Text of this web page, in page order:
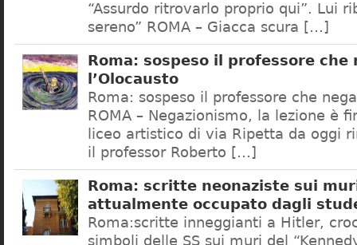
“Assurdo ritrovarlo proprio qui”. Lui
sereno” ROMA – Giacca scura […]
Roma: sospeso il professore che
l’Olocausto
Roma: sospeso il professore che
ROMA – Negazionismo, la lezione è
liceo artistico di via Ripetta da oggi
il professor Roberto […]
Roma: scritte neonaziste sui
attualmente occupato dagli
Roma:scritte inneggianti a Hitler,
simboli delle SS sui muri del